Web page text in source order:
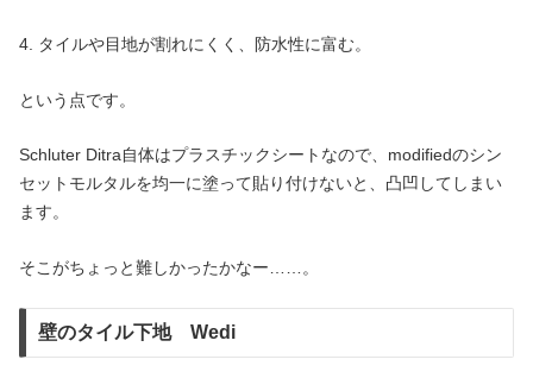
4. タイルや目地が割れにくく、防水性に富む。
という点です。
Schluter Ditra自体はプラスチックシートなので、modifiedのシン
セットモルタルを均一に塗って貼り付けないと、凸凹してしまい
ます。
そこがちょっと難しかったかなー……。
壁のタイル下地 Wedi